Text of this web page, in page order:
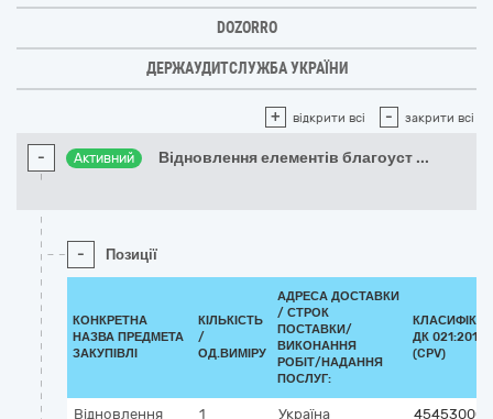
DOZORRO
ДЕРЖАУДИТСЛУЖБА УКРАЇНИ
+ відкрити всі - закрити всі
- Активний Відновлення елементів благоуст ...
- Позиції
КОНКРЕТНА
НАЗВА ПРЕДМЕТА
ЗАКУПІВЛІ
КІЛЬКІСТЬ
/
ОД.ВИМІРУ
АДРЕСА ДОСТАВКИ
/ СТРОК
ПОСТАВКИ/
ВИКОНАННЯ
РОБІТ/НАДАННЯ
ПОСЛУГ:
ДК 021:2015
(CPV)
Відновлення
1
Україна
45453000-